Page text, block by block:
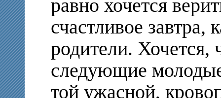
равно хочется
счастливое завтра,
родители.
следующие
той ужасной,